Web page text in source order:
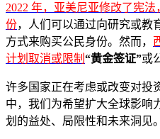
2022 年，亚美尼亚修改了宪
份，人们可以通过向研究或教
方式来购买公民身份。然而，
计划取消或限制 “黄金签证”或
许多国家正在考虑或改变对投
中，我们为希望扩大全球影响
划的益处、局限性和未来洞见。